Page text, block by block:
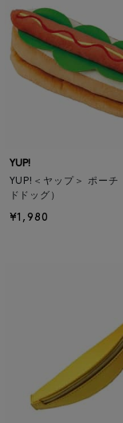
YUP!
YUP!＜ヤップ＞ ポーチ
ドドッグ）
¥1,980